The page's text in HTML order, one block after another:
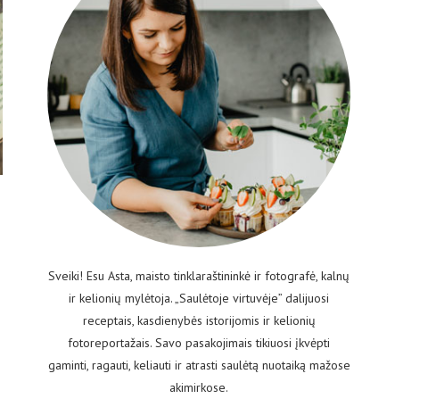
Sveiki! Esu Asta, maisto tinklaraštininkė ir fotografė, kalnų
ir kelionių mylėtoja. „Saulėtoje virtuvėje” dalijuosi
receptais, kasdienybės istorijomis ir kelionių
fotoreportažais. Savo pasakojimais tikiuosi įkvėpti
gaminti, ragauti, keliauti ir atrasti saulėtą nuotaiką mažose
akimirkose.